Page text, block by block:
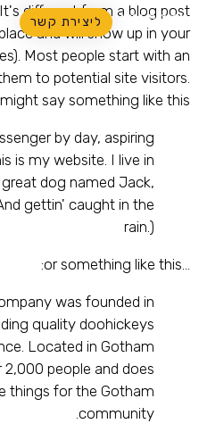
ליצירת קשר
different from a blog post
and will show up in your
Most people start with an
to potential site visitors.
say something like this:
by day, aspiring
is my website. I live in
dog named Jack,
gettin' caught in the
rain.)
…or something like this:
was founded in
quality doohickeys
Located in Gotham
people and does
things for the Gotham
community.